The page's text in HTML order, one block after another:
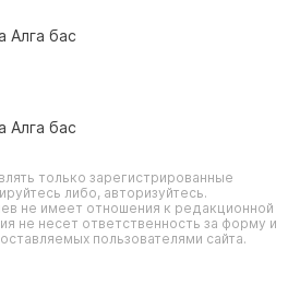
Алга бас
Алга бас
только зарегистрированные
либо, авторизуйтесь.
не имеет отношения к редакционной
не несет ответственность за форму и
пользователями сайта.